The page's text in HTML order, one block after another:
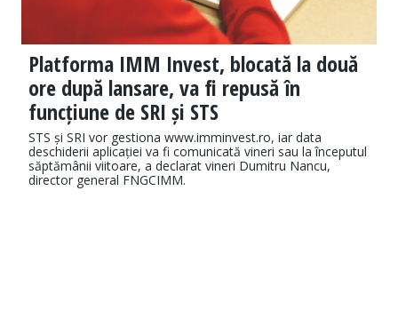
Platforma IMM Invest, blocată la două
ore după lansare, va fi repusă în
funcțiune de SRI și STS
STS și SRI vor gestiona www.imminvest.ro, iar data
deschiderii aplicației va fi comunicată vineri sau la începutul
săptămânii viitoare, a declarat vineri Dumitru Nancu,
director general FNGCIMM.